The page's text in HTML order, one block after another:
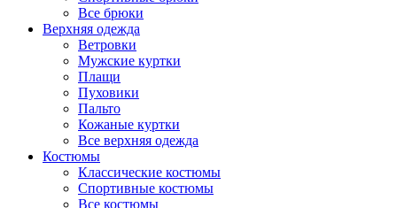
Все брюки
Верхняя одежда
Ветровки
Мужские куртки
Плащи
Пуховики
Пальто
Кожаные куртки
Все верхняя одежда
Костюмы
Классические костюмы
Спортивные костюмы
Все костюмы